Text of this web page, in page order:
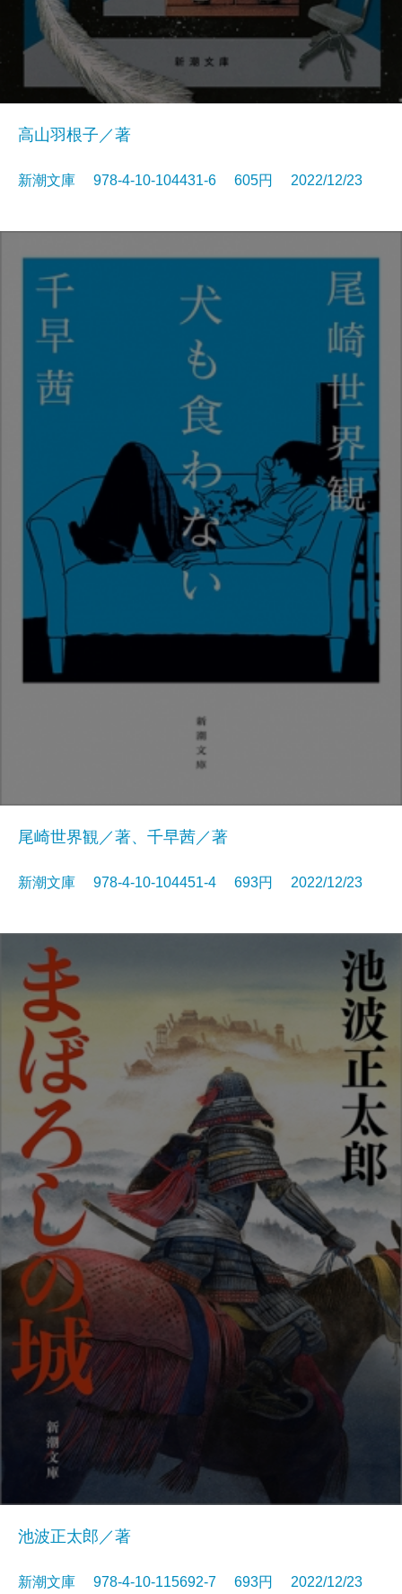
高山羽根子／著
新潮文庫 978-4-10-104431-6 605円 2022/12/23
尾崎世界観／著、千早茜／著
新潮文庫 978-4-10-104451-4 693円 2022/12/23
池波正太郎／著
新潮文庫 978-4-10-115692-7 693円 2022/12/23